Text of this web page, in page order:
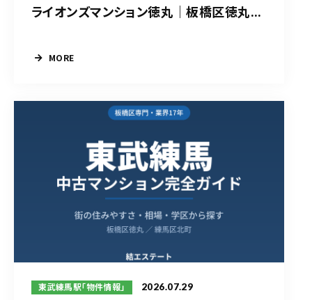
ライオンズマンション徳丸｜板橋区徳丸...
MORE
東武練馬駅「物件情報」 2026.07.29